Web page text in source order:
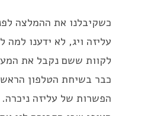
כשקיבלנו את ההמלצה
עליזה ויג, לא ידענו למה
לקוות ששם נקבל את
כבר בשיחת הטלפון
הפשרות של עליזה ניכרה.